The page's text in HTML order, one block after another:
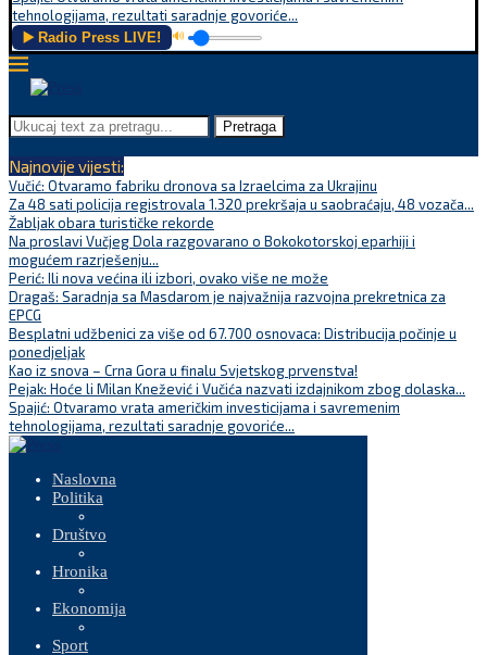
tehnologijama, rezultati saradnje govoriće...
▶️ Radio Press LIVE! 🔊
Pretraga
Najnovije vijesti:
Vučić: Otvaramo fabriku dronova sa Izraelcima za Ukrajinu
Za 48 sati policija registrovala 1.320 prekršaja u saobraćaju, 48 vozača...
Žabljak obara turističke rekorde
Na proslavi Vučjeg Dola razgovarano o Bokokotorskoj eparhiji i
mogućem razrješenju...
Perić: Ili nova većina ili izbori, ovako više ne može
Dragaš: Saradnja sa Masdarom je najvažnija razvojna prekretnica za
EPCG
Besplatni udžbenici za više od 67.700 osnovaca: Distribucija počinje u
ponedjeljak
Kao iz snova – Crna Gora u finalu Svjetskog prvenstva!
Pejak: Hoće li Milan Knežević i Vučića nazvati izdajnikom zbog dolaska...
Spajić: Otvaramo vrata američkim investicijama i savremenim
tehnologijama, rezultati saradnje govoriće...
Naslovna
Politika
Društvo
Hronika
Ekonomija
Sport